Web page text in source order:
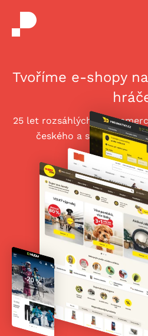
Tvoříme e-shopyna
25 let rozsáhlýche-
českého a slovenského